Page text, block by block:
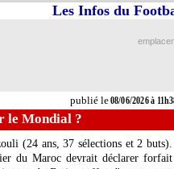
publié le08/06/2026 à
Les Infos du
le Mondial ?
(24 ans, 37 sélections et 2 buts).
du Maroc devrait déclarer forfait